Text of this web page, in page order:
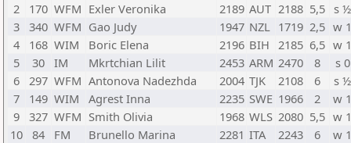
2
170 WFM Exler Veronika 2189 AUT 2188 5,5 s ½
3
340 WFM Gao Judy 1947 NZL 1719 2,5 w
4
168 WIM Boric Elena 2196 BIH 2185 6,5 w
5
30 IM Mkrtchian Lilit 2453 ARM 2470 8
s 0
6
297 WFM Antonova Nadezhda 2004 TJK 2108 6
s ½
7
149 WIM Agrest Inna 2235 SWE 1966 2
w
9
327 WFM Smith Olivia 1968 WLS 2080 5,5 w
10
84 FM Brunello Marina 2281 ITA 2243 6
w